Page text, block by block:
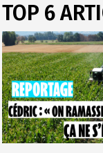
TOP 6